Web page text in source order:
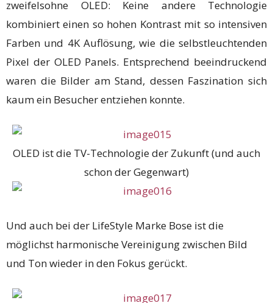
zweifelsohne OLED: Keine andere Technologie
kombiniert einen so hohen Kontrast mit so intensiven
Farben und 4K Auflösung, wie die selbstleuchtenden
Pixel der OLED Panels. Entsprechend beeindruckend
waren die Bilder am Stand, dessen Faszination sich
kaum ein Besucher entziehen konnte.
OLED ist die TV-Technologie der Zukunft (und auch
schon der Gegenwart)
Und auch bei der LifeStyle Marke Bose ist die
möglichst harmonische Vereinigung zwischen Bild
und Ton wieder in den Fokus gerückt.